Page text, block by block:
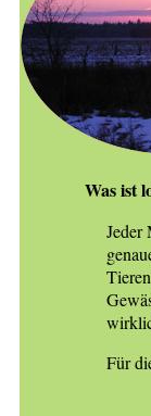
Was ist
Jeder
Für